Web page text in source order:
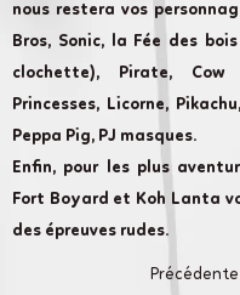
nous restera vos
Bros, Sonic, la Fée des
clochette), Pirate, Cow
Princesses, Licorne,
Peppa Pig, PJ masques.
Enfin, pour les plus
Fort Boyard et Koh Lanta
des épreuves rudes.
Précédente